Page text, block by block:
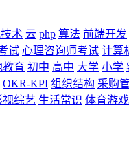
术 云 php 算法 前端开发
试 心理咨询师考试 计算
教育 初中 高中 大学 小学
OKR-KPI 组织结构 采购
视综艺 生活常识 体育游戏